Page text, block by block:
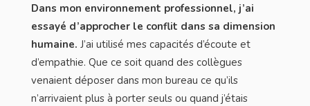
Dans mon environnement professionnel, j’ai
essayé d’approcher le conflit dans sa dimension
humaine. J’ai utilisé mes capacités d’écoute et
d’empathie. Que ce soit quand des collègues
venaient déposer dans mon bureau ce qu’ils
n’arrivaient plus à porter seuls ou quand j’étais